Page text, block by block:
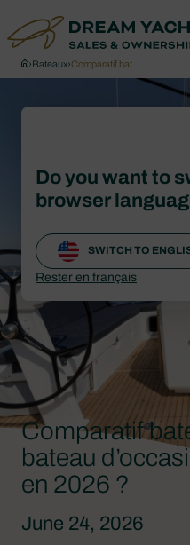
›Bateaux›Comparatif bat…
Comparatif
bateau
en 2026 ?
June 24, 2026
Do you want to
browser
SWITCH TO
Rester en français